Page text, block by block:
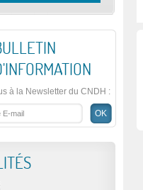
à la Newsletter du CNDH :